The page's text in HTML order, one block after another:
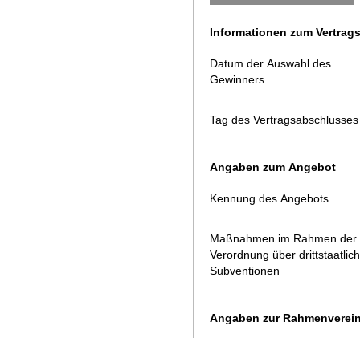
Informationen zum
Datum der Auswahl des
Gewinners
Tag des Vertragsabschlusses
Angaben zum Angebot
Kennung des Angebots
Maßnahmen im Rahmen der
Verordnung über
Subventionen
Angaben zur